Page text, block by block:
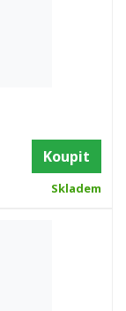
Koupit
Skladem